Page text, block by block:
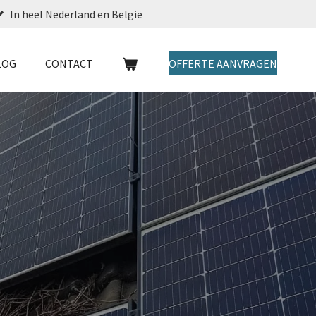
In heel Nederland en België
CONTACT OFFERTE AANVRAGEN